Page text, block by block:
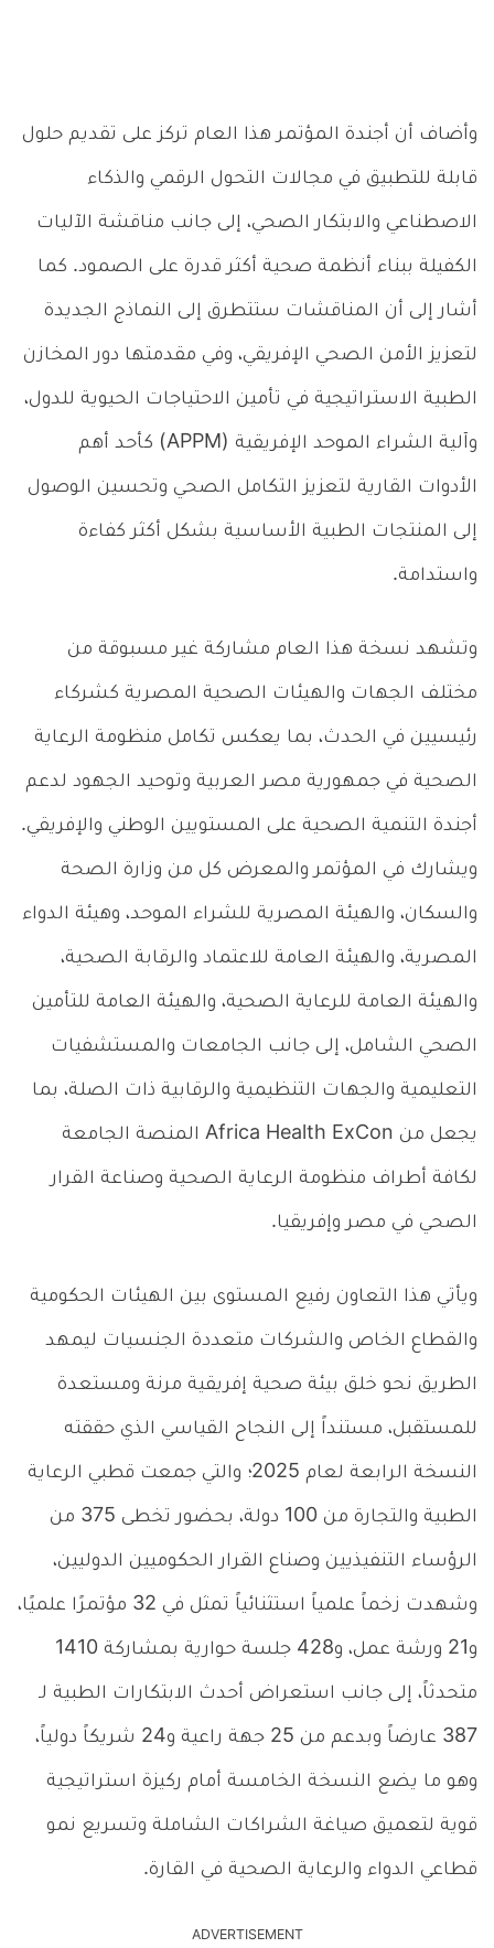
وأضاف أن أجندة المؤتمر هذا العام تركز على تقديم حلول
قابلة للتطبيق في مجالات التحول الرقمي والذكاء
الاصطناعي والابتكار الصحي، إلى جانب مناقشة الآليات
الكفيلة ببناء أنظمة صحية أكثر قدرة على الصمود. كما
أشار إلى أن المناقشات ستتطرق إلى النماذج الجديدة
لتعزيز الأمن الصحي الإفريقي، وفي مقدمتها دور المخازن
الطبية الاستراتيجية في تأمين الاحتياجات الحيوية للدول،
وآلية الشراء الموحد الإفريقية (APPM) كأحد أهم
الأدوات القارية لتعزيز التكامل الصحي وتحسين الوصول
إلى المنتجات الطبية الأساسية بشكل أكثر كفاءة
واستدامة.
وتشهد نسخة هذا العام مشاركة غير مسبوقة من
مختلف الجهات والهيئات الصحية المصرية كشركاء
رئيسيين في الحدث، بما يعكس تكامل منظومة الرعاية
الصحية في جمهورية مصر العربية وتوحيد الجهود لدعم
أجندة التنمية الصحية على المستويين الوطني والإفريقي.
ويشارك في المؤتمر والمعرض كل من وزارة الصحة
والسكان، والهيئة المصرية للشراء الموحد، وهيئة الدواء
المصرية، والهيئة العامة للاعتماد والرقابة الصحية،
والهيئة العامة للرعاية الصحية، والهيئة العامة للتأمين
الصحي الشامل، إلى جانب الجامعات والمستشفيات
التعليمية والجهات التنظيمية والرقابية ذات الصلة، بما
يجعل من Africa Health ExCon المنصة الجامعة
لكافة أطراف منظومة الرعاية الصحية وصناعة القرار
الصحي في مصر وإفريقيا.
ويأتي هذا التعاون رفيع المستوى بين الهيئات الحكومية
والقطاع الخاص والشركات متعددة الجنسيات ليمهد
الطريق نحو خلق بيئة صحية إفريقية مرنة ومستعدة
للمستقبل، مستنداً إلى النجاح القياسي الذي حققته
النسخة الرابعة لعام 2025؛ والتي جمعت قطبي الرعاية
الطبية والتجارة من 100 دولة، بحضور تخطى 375 من
الرؤساء التنفيذيين وصناع القرار الحكوميين الدوليين،
وشهدت زخماً علمياً استثنائياً تمثل في 32 مؤتمرًا علميًا،
و21 ورشة عمل، و428 جلسة حوارية بمشاركة 1410
متحدثاً، إلى جانب استعراض أحدث الابتكارات الطبية لـ
387 عارضاً وبدعم من 25 جهة راعية و24 شريكاً دولياً،
وهو ما يضع النسخة الخامسة أمام ركيزة استراتيجية
قوية لتعميق صياغة الشراكات الشاملة وتسريع نمو
قطاعي الدواء والرعاية الصحية في القارة.
ADVERTISEMENT